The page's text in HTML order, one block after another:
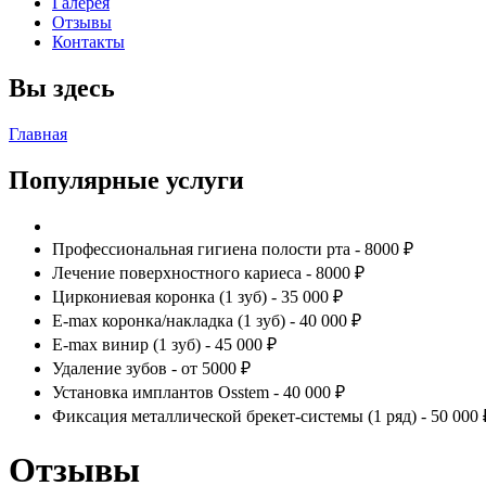
Отзывы
Контакты
Вы здесь
Главная
Популярные услуги
Профессиональная гигиена полости рта - 8000 ₽
Лечение поверхностного кариеса - 8000 ₽
Циркониевая коронка (1 зуб) - 35 000 ₽
E-max коронка/накладка (1 зуб) - 40 000 ₽
E-max винир (1 зуб) - 45 000 ₽
Удаление зубов - от 5000 ₽
Установка имплантов Osstem - 40 000 ₽
Фиксация металлической брекет-системы (1 ряд) - 50 000
Отзывы